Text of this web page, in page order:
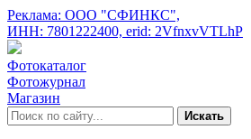
Реклама: ООО "СФИНКС",
ИНН: 7801222400, erid: 2VfnxvVTLhP
Фотокаталог
Фотожурнал
Магазин
Искать